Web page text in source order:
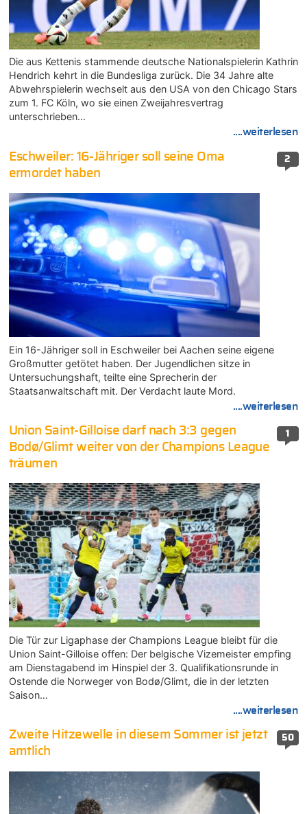
Die aus Kettenis stammende deutsche Nationalspielerin Kathrin
Hendrich kehrt in die Bundesliga zurück. Die 34 Jahre alte
Abwehrspielerin wechselt aus den USA von den Chicago Stars
zum 1. FC Köln, wo sie einen Zweijahresvertrag
unterschrieben…
....weiterlesen
2
Eschweiler: 16-Jähriger soll seine Oma
ermordet haben
Ein 16-Jähriger soll in Eschweiler bei Aachen seine eigene
Großmutter getötet haben. Der Jugendlichen sitze in
Untersuchungshaft, teilte eine Sprecherin der
Staatsanwaltschaft mit. Der Verdacht laute Mord.
....weiterlesen
1
Union Saint-Gilloise darf nach 3:3 gegen
Bodø/Glimt weiter von der Champions League
träumen
Die Tür zur Ligaphase der Champions League bleibt für die
Union Saint-Gilloise offen: Der belgische Vizemeister empfing
am Dienstagabend im Hinspiel der 3. Qualifikationsrunde in
Ostende die Norweger von Bodø/Glimt, die in der letzten
Saison…
....weiterlesen
50
Zweite Hitzewelle in diesem Sommer ist jetzt
amtlich